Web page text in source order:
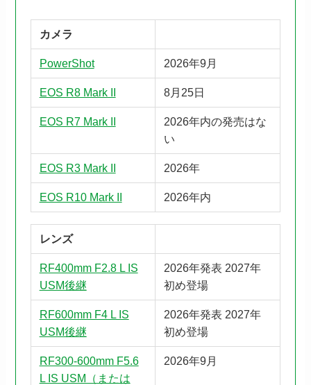
カメラ
PowerShot 2026年9月
EOS R8 Mark II 8月25日
EOS R7 Mark II
2026年内の発売はな
い
EOS R3 Mark II 2026年
EOS R10 Mark II 2026年内
レンズ
RF400mm F2.8 L IS
USM後継
2026年発表 2027年
初め登場
RF600mm F4 L IS
USM後継
2026年発表 2027年
初め登場
RF300-600mm F5.6
L IS USM（または
2026年9月